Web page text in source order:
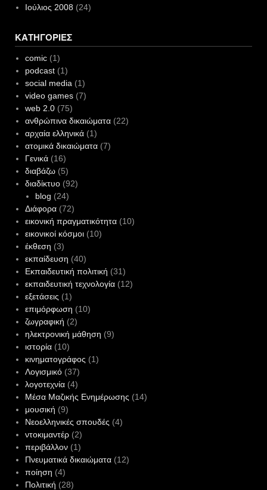
Ιούλιος 2008(24)
ΚΑΤΗΓΟΡΊΕΣ
comic(1)
podcast(1)
social media (1)
video games(7)
web 2.0(75)
ανθρώπινα δικαιώματα(22)
αρχαία ελληνικά(1)
ατομικά δικαιώματα(7)
Γενικά(16)
διαβάζω(5)
διαδίκτυο(92)
blog (24)
Διάφορα(72)
εικονική πραγματικότητα(10)
εικονικοί κόσμοι(10)
έκθεση (3)
εκπαίδευση (40)
Εκπαιδευτική πολιτική (31)
εκπαιδευτική τεχνολογία(12)
εξετάσεις (1)
επιμόρφωση (10)
ζωγραφική (2)
ηλεκτρονική μάθηση (9)
ιστορία(10)
κινηματογράφος (1)
Λογισμικό(37)
λογοτεχνία(4)
Μέσα Μαζικής Ενημέρωσης (14)
μουσική (9)
Νεοελληνικές σπουδές (4)
ντοκιμαντέρ(2)
περιβάλλον(1)
Πνευματικά δικαιώματα(12)
ποίηση (4)
Πολιτική (28)